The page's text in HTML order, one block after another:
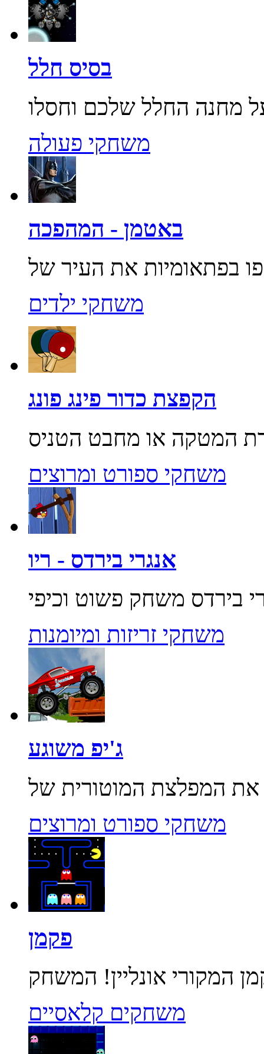
בסיס חלל
משחקי פעולה
באטמן - המהפכה
משחקי ילדים
הקפצת כדור פינג פונג
משחקי ספורט ומרוצים
אנגרי בירדס - ריו
משחקי זריזות ומיומנות
ג'יפ משוגע
משחקי ספורט ומרוצים
פקמן
משחקים קלאסיים